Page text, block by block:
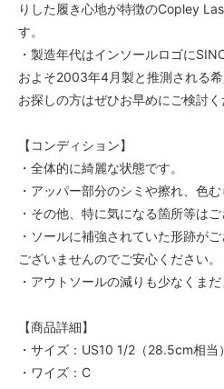
りした履き心地が特徴のCopley
す。
・製造年代はインソールロゴに
およそ2003年4月製と推測される希
お探しの方はぜひお早めにご検討く
【コンディション】
・全体的に綺麗な状態です。
・アッパー部分のシミや擦れ、色む
・その他、特に気になる箇所等はご
・ソールに補強されていた形跡が
ございませんのでご安心ください。
・アウトソールの減りも少なくま
【商品詳細】
・サイズ：US10 1/2（28.5cm相当）
・ワイズ：C